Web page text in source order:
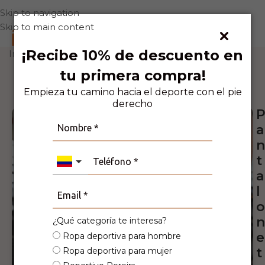
¡Recibe 10% de descuento en
tu primera compra!
Empieza tu camino hacia el deporte con el pie
derecho
¿Qué categoría te interesa?
Ropa deportiva para hombre
Ropa deportiva para mujer
Skip to navigation
Skip to main content
0
Inicio Deporte Running
Personas viendo este producto ahora
mismo!
P
a
n
t
a
o
n
e
t